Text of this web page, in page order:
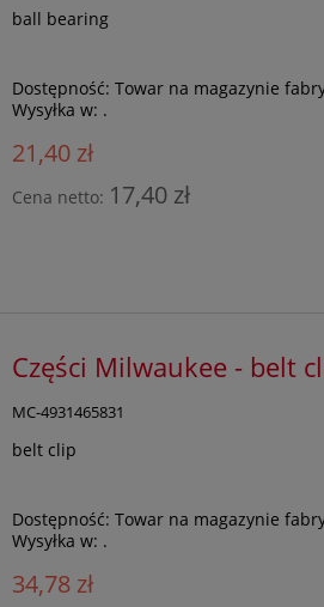
ball bearing
Dostępność: Towar na magazynie
Wysyłka w: .
21,40 zł
Cena netto: 17,40 zł
Części Milwaukee - belt
MC-4931465831
belt clip
Dostępność: Towar na magazynie
Wysyłka w: .
34,78 zł